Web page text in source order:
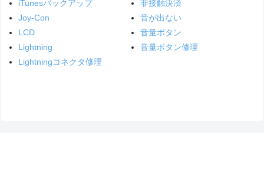
iTunesバックアップ
Joy-Con
LCD
Lightning
Lightningコネクタ修理
非接触決済
音が出ない
音量ボタン
音量ボタン修理